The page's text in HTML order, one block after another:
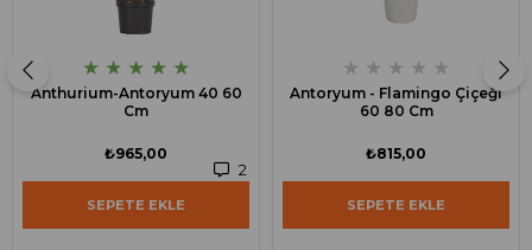
★ ★ ★ ★ ★
Anthurium-Antoryum 40 60
Cm
2
₺965,00
SEPETE EKLE
★ ★ ★ ★ ★
Antoryum - Flamingo Çiçeği
60 80 Cm
₺815,00
SEPETE EKLE